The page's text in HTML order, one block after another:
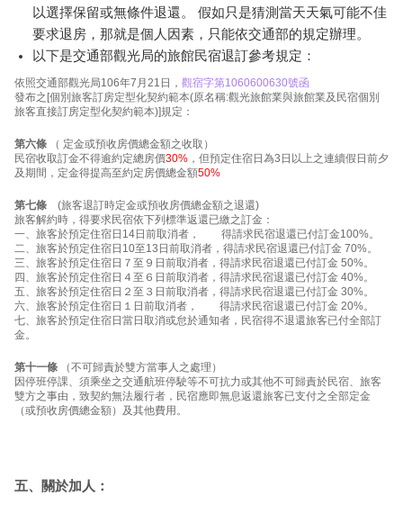
以選擇保留或無條件退還。 假如只是猜測當天天氣可能不佳
要求退房，那就是個人因素，只能依交通部的規定辦理。
以下是交通部觀光局的旅館民宿退訂參考規定：
依照交通部觀光局106年7月21日， 觀宿字第1060600630號函
發布之[個別旅客訂房定型化契約範本(原名稱:觀光旅館業與旅館業及民宿個別
旅客直接訂房定型化契約範本)]規定：
第六條 （ 定金或預收房價總金額之收取）
民宿收取訂金不得逾約定總房價30% ，但預定住宿日為3日以上之連續假日前夕
及期間，定金得提高至約定房價總金額50%
第七條 (旅客退訂時定金或預收房價總金額之退還)
旅客解約時，得要求民宿依下列標準返還已繳之訂金：
一、旅客於預定住宿日14日前取消者， 得請求民宿退還已付訂金100%。
二、旅客於預定住宿日10至13日前取消者，得請求民宿退還已付訂金 70%。
三、旅客於預定住宿日７至９日前取消者，得請求民宿退還已付訂金 50%。
四、旅客於預定住宿日４至６日前取消者，得請求民宿退還已付訂金 40%。
五、旅客於預定住宿日２至３日前取消者，得請求民宿退還已付訂金 30%。
六、旅客於預定住宿日１日前取消者， 得請求民宿退還已付訂金 20%。
七、旅客於預定住宿日當日取消或怠於通知者，民宿得不退還旅客已付全部訂
金。
第十一條 （不可歸責於雙方當事人之處理）
因停班停課、須乘坐之交通航班停駛等不可抗力或其他不可歸責於民宿、旅客
雙方之事由，致契約無法履行者，民宿應即無息返還旅客已支付之全部定金
（或預收房價總金額）及其他費用。
五、關於加人：